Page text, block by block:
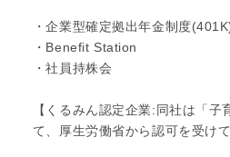
・企業型確定拠出年金制度
・Benefit Station
・社員持株会
【くるみん認定企業:同社は「子
て、厚生労働省から認可を受け